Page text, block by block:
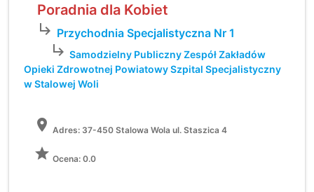
Poradnia dla Kobiet
subdirectory_arrow_right Przychodnia Specjalistyczna Nr 1
subdirectory_arrow_right Samodzielny Publiczny Zespół Zakładów
Opieki Zdrowotnej Powiatowy Szpital Specjalistyczny
w Stalowej Woli
location_on Adres:37-450 Stalowa Wola ul. Staszica 4
grade Ocena: 0.0